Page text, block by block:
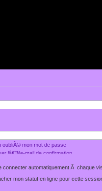
mon mot de passe
lâ€™e-mail de confirmation
connecter automatiquement Ã chaque
mon statut en ligne pour cette